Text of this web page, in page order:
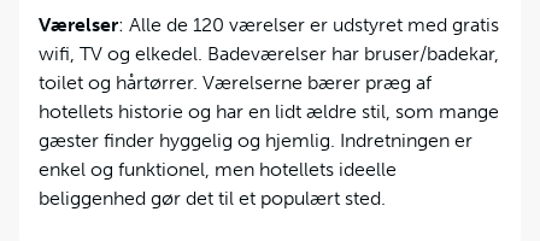
Værelser: Alle de 120 værelser er udstyret med gratis
wifi, TV og elkedel. Badeværelser har bruser/badekar,
toilet og hårtørrer. Værelserne bærer præg af
hotellets historie og har en lidt ældre stil, som mange
gæster finder hyggelig og hjemlig. Indretningen er
enkel og funktionel, men hotellets ideelle
beliggenhed gør det til et populært sted.